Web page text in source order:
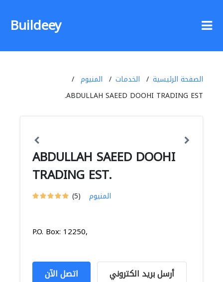
Buildeey
الصفحة الرئيسية الخدمات
المنيوم
ABDULLAH SAEED DOOHI TRADING EST.
ABDULLAH SAEED DOOHI
TRADING EST.
(5) المنيوم
P.O. Box: 12250,
اتصل الآن أرسل بريد الكتروني